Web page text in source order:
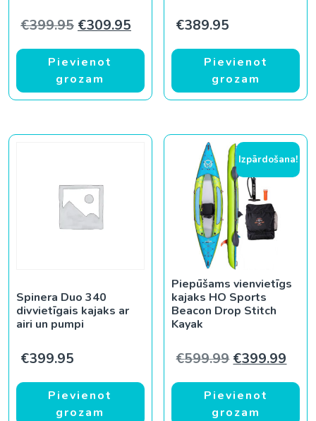
€399.95 Original price was: €399.95.
€309.95 Current price is: €309.95.
Pievienot
grozam
€389.95
Pievienot
grozam
Spinera Duo 340
divvietīgais kajaks ar
airi un pumpi
€399.95
Pievienot
grozam
Izpārdošana!
Piepūšams vienvietīgs
kajaks HO Sports
Beacon Drop Stitch
Kayak
€599.99 Original
€399.99
Pievienot
grozam